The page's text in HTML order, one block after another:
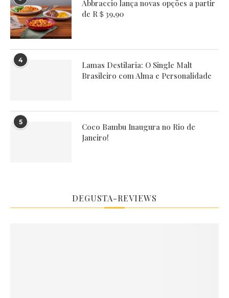
Abbraccio lança novas opções a partir
de R＄39,90
4
Lamas Destilaria: O Single Malt
Brasileiro com Alma e Personalidade
5
Coco Bambu Inaugura no Rio de
Janeiro!
DEGUSTA-REVIEWS